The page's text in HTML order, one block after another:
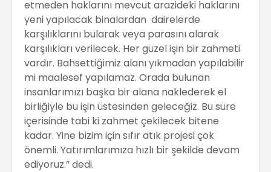
etmeden haklarını mevcut arazideki haklarını
yeni yapılacak binalardan dairelerde
karşılıklarını bularak veya parasını alarak
karşılıkları verilecek. Her güzel işin bir zahmeti
vardır. Bahsettiğimiz alanı yıkmadan yapılabilir
mi maalesef yapılamaz. Orada bulunan
insanlarımızı başka bir alana naklederek el
birliğiyle bu işin üstesinden geleceğiz. Bu süre
içerisinde tabi ki zahmet çekilecek bitene
kadar. Yine bizim için sıfır atık projesi çok
önemli. Yatırımlarımıza hızlı bir şekilde devam
ediyoruz.” dedi.